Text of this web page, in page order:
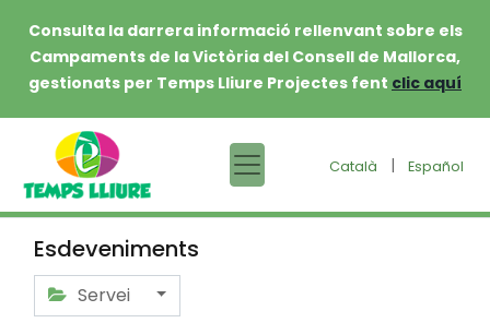
Consulta la darrera informació rellenvant sobre els
Campaments de la Victòria del Consell de Mallorca,
gestionats per Temps Lliure Projectes fent clic aquí
Català | Español
Esdeveniments
Servei